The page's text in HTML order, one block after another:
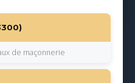
de maçonnerie